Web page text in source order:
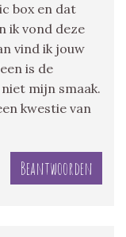
box en dat
ik vond deze
vind ik jouw
is de
mijn smaak.
kwestie van
Beantwoorden